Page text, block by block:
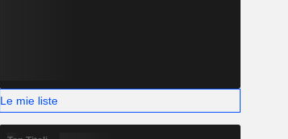
Le mie liste